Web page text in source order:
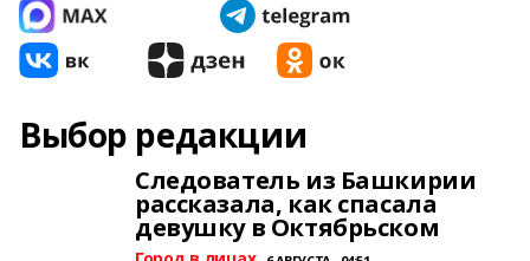
Выбор редакции
Следователь из Башкирии
рассказала, как спасала
девушку в Октябрьском